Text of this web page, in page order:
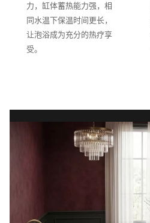
力，缸体蓄热能力强，相
同水温下保温时间更长，
让泡浴成为充分的热疗享
受。